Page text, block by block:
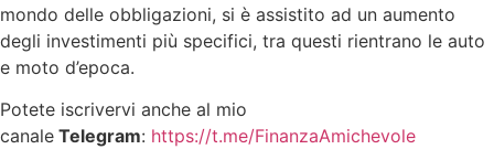
mondo delle obbligazioni, si è assistito ad un aumento
degli investimenti più specifici, tra questi rientrano le auto
e moto d’epoca.
Potete iscrivervi anche al mio
canale Telegram: https://t.me/FinanzaAmichevole